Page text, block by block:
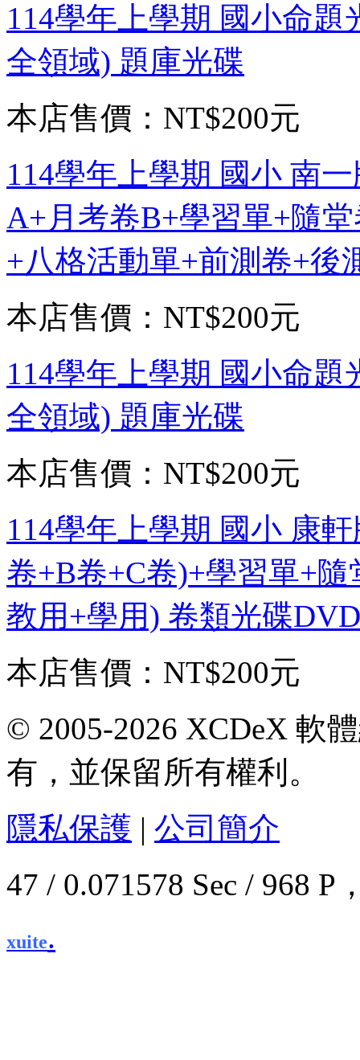
114學年上學期 國小命
全領域) 題庫光碟
本店售價： NT$200元
114學年上學期 國小 南
A+月考卷B+學習單+隨
+八格活動單+前測卷+後
本店售價： NT$200元
114學年上學期 國小命
全領域) 題庫光碟
本店售價： NT$200元
114學年上學期 國小 康
卷+B卷+C卷)+學習單+
教用+學用) 卷類光碟
本店售價： NT$200元
© 2005-2026 XCDeX 軟
有，並保留所有權利。
隱私保護 | 公司簡介
47 / 0.071578 Sec / 968
xuite.